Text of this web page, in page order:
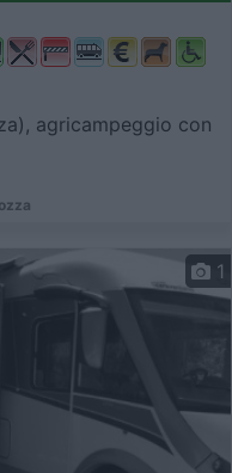
agricampeggio con
1